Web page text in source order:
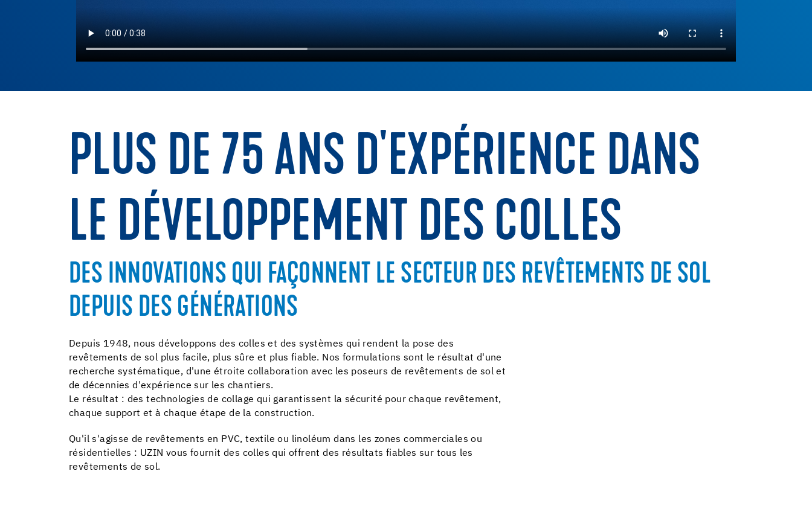
PLUS DE 75 ANS D'EXPÉRIENCE DANS
LE DÉVELOPPEMENT DES COLLES
DES INNOVATIONS QUI FAÇONNENT LE SECTEUR DES REVÊTEMENTS DE SOL
DEPUIS DES GÉNÉRATIONS
Depuis 1948, nous développons des colles et des systèmes qui rendent la pose des
revêtements de sol plus facile, plus sûre et plus fiable. Nos formulations sont le résultat d'une
recherche systématique, d'une étroite collaboration avec les poseurs de revêtements de sol et
de décennies d'expérience sur les chantiers.
Le résultat : des technologies de collage qui garantissent la sécurité pour chaque revêtement,
chaque support et à chaque étape de la construction.
Qu'il s'agisse de revêtements en PVC, textile ou linoléum dans les zones commerciales ou
résidentielles : UZIN vous fournit des colles qui offrent des résultats fiables sur tous les
revêtements de sol.